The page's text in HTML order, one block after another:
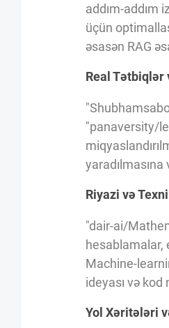
addım-addım
üçün
əsasən RAG
Real Tətbiqlər
"panaversity/
Riyazi və
"dair-ai/
hesablamalar,
Machine-
ideyası və
Yol Xəritələri